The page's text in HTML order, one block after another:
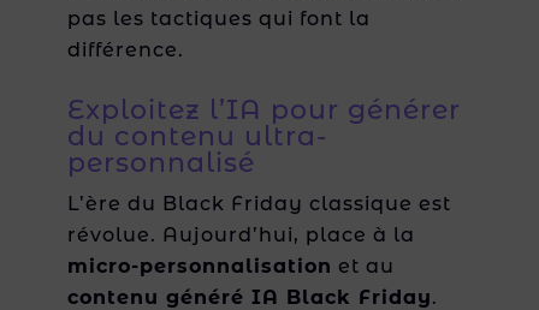
pas les tactiques qui font la
différence.
Exploitez l’IA pour générer
du contenu ultra-
personnalisé
L’ère du Black Friday classique est
révolue. Aujourd’hui, place à la
micro-personnalisation et au
contenu généré IA Black Friday.